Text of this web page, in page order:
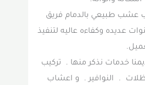
عشب طبيعي بالدمام فريق
عديده وكفاءه عاليه لتنفيذ
خدمات نذكر منها . تركيب
. النوافير . و اعشاب